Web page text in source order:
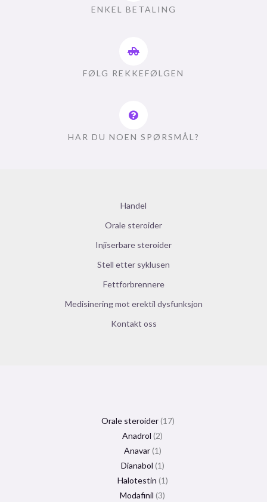
ENKEL BETALING
FØLG REKKEFØLGEN
HAR DU NOEN SPØRSMÅL?
Handel
Orale steroider
Injiserbare steroider
Stell etter syklusen
Fettforbrennere
Medisinering mot erektil dysfunksjon
Kontakt oss
Orale steroider 17
Anadrol 2
Anavar 1
Dianabol 1
Halotestin 1
Modafinil 3